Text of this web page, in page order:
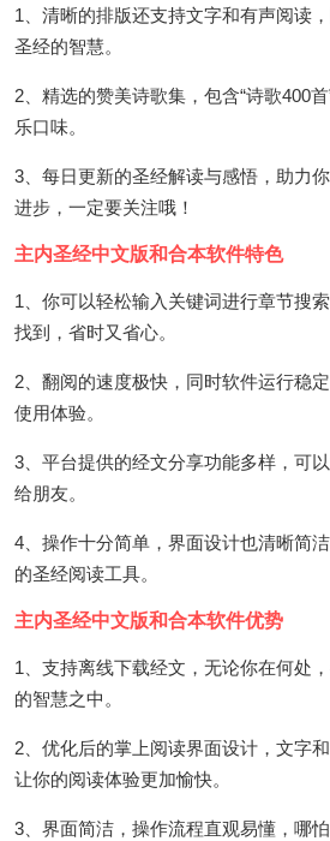
1、清晰的排版还支持文字和有声阅读
圣经的智慧。
2、精选的赞美诗歌集，包含“诗歌400
乐口味。
3、每日更新的圣经解读与感悟，助力
进步，一定要关注哦！
主内圣经中文版和合本软件特色
1、你可以轻松输入关键词进行章节搜
找到，省时又省心。
2、翻阅的速度极快，同时软件运行稳
使用体验。
3、平台提供的经文分享功能多样，可
给朋友。
4、操作十分简单，界面设计也清晰简
的圣经阅读工具。
主内圣经中文版和合本软件优势
1、支持离线下载经文，无论你在何处
的智慧之中。
2、优化后的掌上阅读界面设计，文字
让你的阅读体验更加愉快。
3、界面简洁，操作流程直观易懂，哪